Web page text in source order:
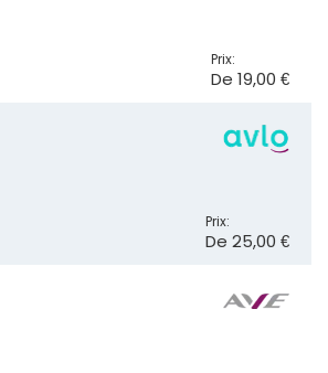
Prix:
De 19,00 €
Prix:
De 25,00 €